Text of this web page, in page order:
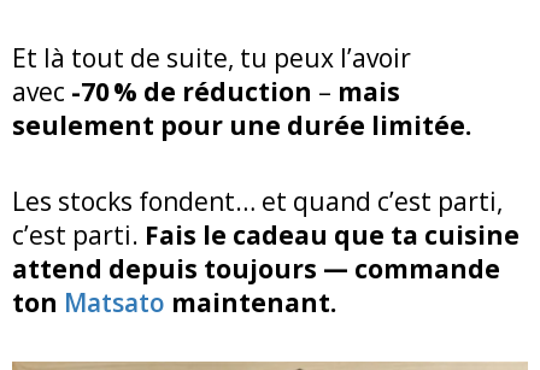
Et là tout de suite, tu peux l’avoir
avec -70 % de réduction – mais
seulement pour une durée limitée.
Les stocks fondent… et quand c’est parti,
c’est parti. Fais le cadeau que ta cuisine
attend depuis toujours — commande
ton Matsato maintenant.